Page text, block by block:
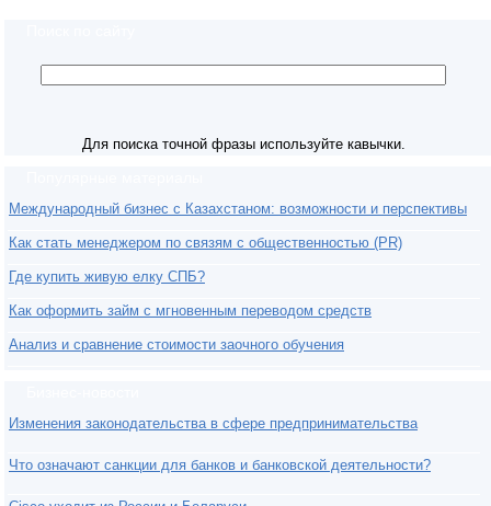
Для поиска точной фразы используйте кавычки.
Международный бизнес с Казахстаном: возможности и перспективы
Как стать менеджером по связям с общественностью (PR)
Где купить живую елку СПБ?
Как оформить займ с мгновенным переводом средств
Анализ и сравнение стоимости заочного обучения
Изменения законодательства в сфере предпринимательства
Что означают санкции для банков и банковской деятельности?